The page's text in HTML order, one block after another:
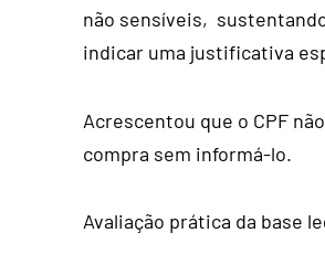
não sensíveis,
indicar uma justificativa
Acrescentou que o CPF
compra sem informá-lo.
Avaliação prática da base